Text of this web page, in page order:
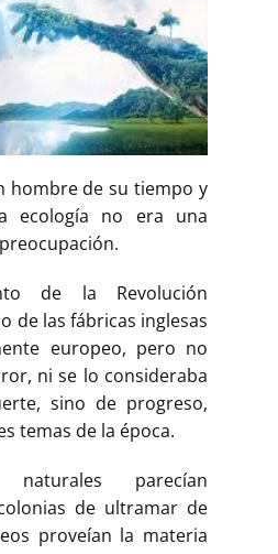
hombre de su tiempo y
ecología no era una
de la Revolución
de las fábricas inglesas
europeo, pero no
ni se lo consideraba
sino de progreso,
temas de la época.
parecían
de ultramar de
proveían la materia